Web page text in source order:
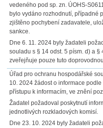
vedeného pod sp. zn. ÚOHS-
bylo vydáno rozhodnutí, případné
zjištěno pochybení zadavatele,
sankce.
Dne 6. 11. 2024 byly žadateli
souladu s § 14 odst. 5 písm. d) a §
zveřejňuje pouze tuto
Úřad pro ochranu hospodářské
10. 2024 žádost o informace
přístupu k informacím, ve znění
Žadatel požadoval poskytnutí
jednotlivých rozkladových komisí.
Dne 23. 10. 2024 byly žadateli